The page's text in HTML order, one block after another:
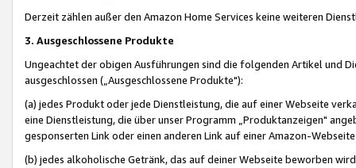
Derzeit zählen außer den Amazon Home Services keine weiteren
3. Ausgeschlossene Produkte
Ungeachtet der obigen Ausführungen sind die folgenden Artikel und
ausgeschlossen („Ausgeschlossene Produkte"):
(a) jedes Produkt oder jede Dienstleistung, die auf einer Webseite
eine Dienstleistung, die über unser Programm „Produktanzeigen"
gesponserten Link oder einen anderen Link auf einer Amazon-
(b) jedes alkoholische Getränk, das auf deiner Webseite beworben